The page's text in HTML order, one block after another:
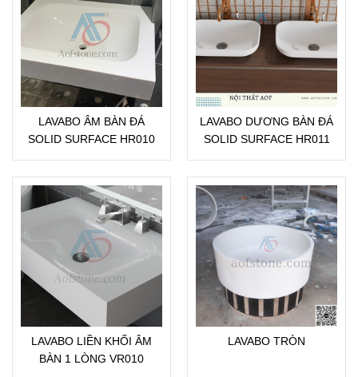
LAVABO ÂM BÀN ĐÁ
SOLID SURFACE HR010
LAVABO DƯƠNG BÀN ĐÁ
SOLID SURFACE HR011
LAVABO LIỀN KHỐI ÂM
BÀN 1 LÒNG VR010
LAVABO TRÒN